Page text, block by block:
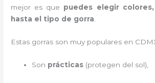
mejor es que puedes elegir
hasta el tipo de gorra.
Estas gorras son muy populares en
Son prácticas (protegen del sol),